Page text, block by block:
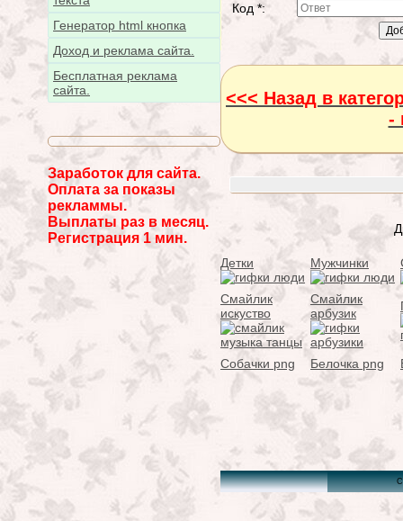
Генератор html кнопка
Доход и реклама сайта.
Бесплатная реклама
сайта.
Заработок для сайта.
Оплата за показы
рекламмы.
Выплаты раз в месяц.
Регистрация 1 мин.
Код *:
<<< Назад в
-
Детки Мужчинки
Смайлик
искуство
Смайлик
арбузик
Собачки png Белочка png